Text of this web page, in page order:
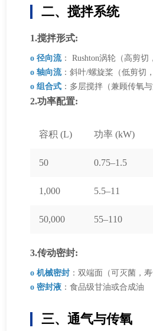
二、搅拌系统
1.搅拌形式:
o 径向流： Rushton涡轮（高剪切
o 轴向流：斜叶/螺旋桨（低剪切
o 组合式 ：多层搅拌（兼顾传氧与
2.功率配置:
容积 (L) 功率 (kW)
50 0.75–1.5
1,000 5.5–11
50,000 55–110
3.传动密封:
o 机械密封 ：双端面（可灭菌，寿
o 密封液 ：食品级甘油或合成油
三、通气与传氧